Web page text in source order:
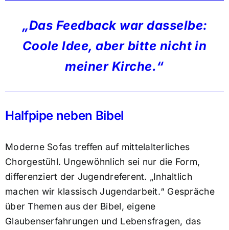
„Das Feedback war dasselbe:
Coole Idee, aber bitte nicht in
meiner Kirche.“
Halfpipe neben Bibel
Moderne Sofas treffen auf mittelalterliches
Chorgestühl. Ungewöhnlich sei nur die Form,
differenziert der Jugendreferent. „Inhaltlich
machen wir klassisch Jugendarbeit.“ Gespräche
über Themen aus der Bibel, eigene
Glaubenserfahrungen und Lebensfragen, das